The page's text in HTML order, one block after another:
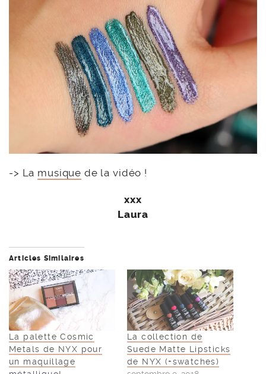
-> La musique de la vidéo !
xxx
Laura
Articles Similaires
La palette Cosmic
Metals de NYX pour
un maquillage
La collection de
Suede Matte Lipsticks
de NYX (+swatches)